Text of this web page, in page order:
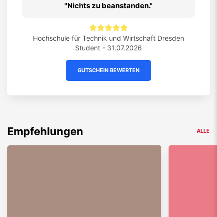
Nichts zu beanstanden.
Hochschule für Technik und Wirtschaft Dresden
Student - 31.07.2026
GUTSCHEIN BEWERTEN
Empfehlungen ALLE